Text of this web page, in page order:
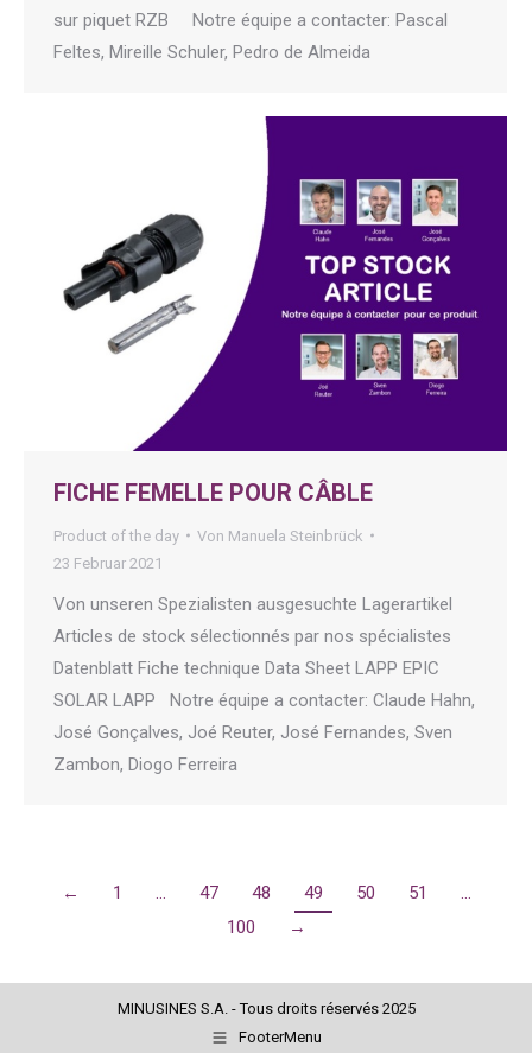
sur piquet RZB Notre équipe a contacter: Pascal
Feltes, Mireille Schuler, Pedro de Almeida
FICHE FEMELLE POUR CÂBLE
Product of the day Von Manuela Steinbrück
23 Februar 2021
Von unseren Spezialisten ausgesuchte Lagerartikel
Articles de stock sélectionnés par nos spécialistes
Datenblatt Fiche technique Data Sheet LAPP EPIC
SOLAR LAPP Notre équipe a contacter: Claude Hahn,
José Gonçalves, Joé Reuter, José Fernandes, Sven
Zambon, Diogo Ferreira
← 1 … 47 48 49 50 51
…
100
→
MINUSINES S.A. - Tous droits réservés 2025
FooterMenu